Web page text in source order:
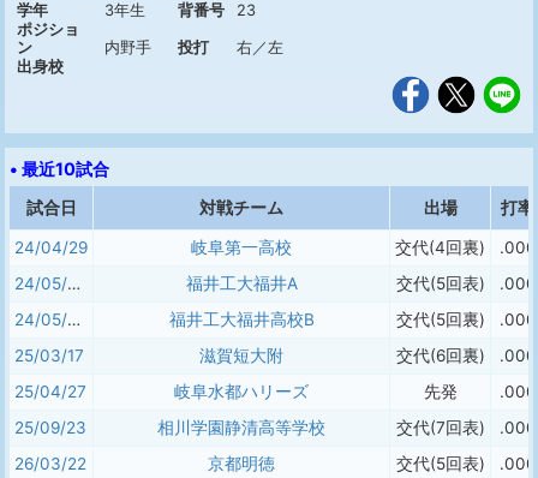
学年 3年生 背番号
23
ポジショ
ン
内野手 投打
右／左
出身校
• 最近10試合
試合日 対戦チーム 出場 打率
24/04/29 岐阜第一高校 交代(4回裏)
.000
24/05/03
福井工大福井A 交代(5回表)
.000
24/05/04
福井工大福井高校B 交代(5回裏)
.000
25/03/17
滋賀短大附 交代(6回裏)
.000
25/04/27
岐阜水都ハリーズ 先発
.000
25/09/23
相川学園静清高等学校 交代(7回表)
.000
26/03/22
京都明徳 交代(5回表)
.000